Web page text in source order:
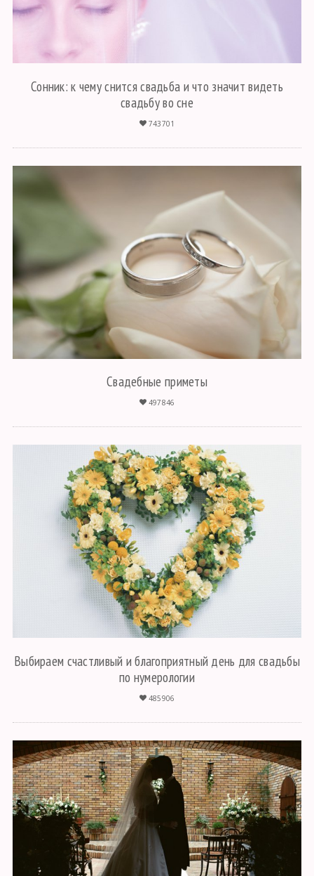
Сонник: к чему снится свадьба и что значит видеть
свадьбу во сне
743701
Свадебные приметы
497846
Выбираем счастливый и благоприятный день для свадьбы
по нумерологии
485906